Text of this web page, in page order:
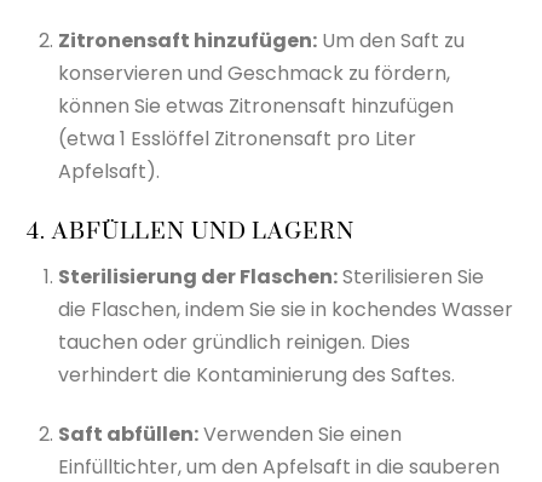
Zitronensaft hinzufügen: Um den Saft zu
konservieren und Geschmack zu fördern,
können Sie etwas Zitronensaft hinzufügen
(etwa 1 Esslöffel Zitronensaft pro Liter
Apfelsaft).
4. ABFÜLLEN UND LAGERN
Sterilisierung der Flaschen:Sterilisieren Sie
die Flaschen, indem Sie sie in kochendes Wasser
tauchen oder gründlich reinigen. Dies
verhindert die Kontaminierung des Saftes.
Saft abfüllen:Verwenden Sie einen
Einfülltichter, um den Apfelsaft in die sauberen